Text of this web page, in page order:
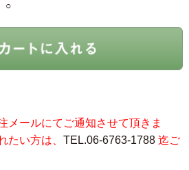
○
メールにてご通知させて頂きま
たい方は、 TEL.06-6763-1788迄ご